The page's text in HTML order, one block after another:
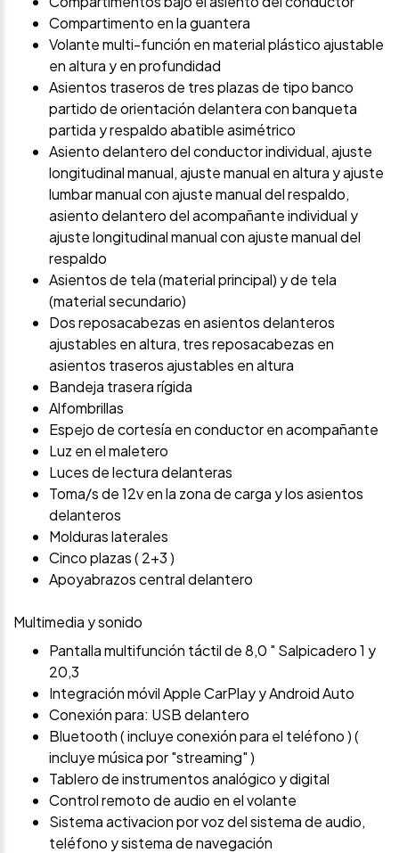
Compartimento en la guantera
Volante multi-función en material plástico ajustable
en altura y en profundidad
Asientos traseros de tres plazas de tipo banco
partido de orientación delantera con banqueta
partida y respaldo abatible asimétrico
Asiento delantero del conductor individual, ajuste
longitudinal manual, ajuste manual en altura y ajuste
lumbar manual con ajuste manual del respaldo,
asiento delantero del acompañante individual y
ajuste longitudinal manual con ajuste manual del
respaldo
Asientos de tela (material principal) y de tela
(material secundario)
Dos reposacabezas en asientos delanteros
ajustables en altura, tres reposacabezas en
asientos traseros ajustables en altura
Bandeja trasera rígida
Alfombrillas
Espejo de cortesía en conductor en acompañante
Luz en el maletero
Luces de lectura delanteras
Toma/s de 12v en la zona de carga y los asientos
delanteros
Molduras laterales
Cinco plazas ( 2+3 )
Apoyabrazos central delantero
Multimedia y sonido
Pantalla multifunción táctil de 8,0 " Salpicadero 1 y
20,3
Integración móvil Apple CarPlay y Android Auto
Conexión para: USB delantero
Bluetooth ( incluye conexión para el teléfono ) (
incluye música por "streaming" )
Tablero de instrumentos analógico y digital
Control remoto de audio en el volante
Sistema activacion por voz del sistema de audio,
teléfono y sistema de navegación